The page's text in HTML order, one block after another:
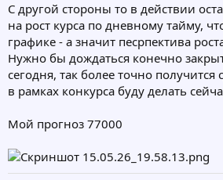
С другой стороны то в действии
на рост курса по дневному тайму,
графике - а значит песрпектива
Нужно бы дождаться конечно
сегодня, так более точно получится
в рамках конкурса буду делать
Мой прогноз 77000